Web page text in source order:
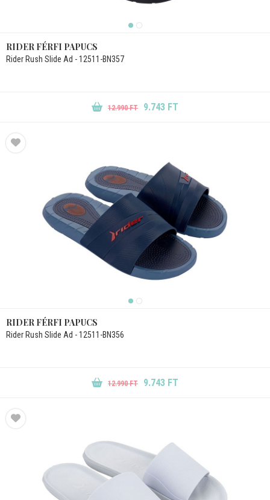
RIDER FÉRFI PAPUCS
Rider Rush Slide Ad - 12511-BN357
12.990 FT 9.743 FT
RIDER FÉRFI PAPUCS
Rider Rush Slide Ad - 12511-BN356
12.990 FT 9.743 FT